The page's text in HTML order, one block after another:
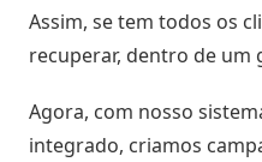
Geointeligência
Comportamento
de
Assim, se tem todos os
recuperar, dentro de
Agora, com nosso
integrado, criamos